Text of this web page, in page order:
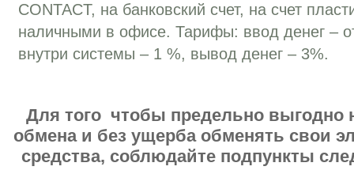
CONTACT, на банковский счет, на счет
наличными в офисе. Тарифы: ввод денег –
внутри системы – 1 %, вывод денег – 3%.
Для того чтобы предельно выгодно
обмена и без ущерба обменять свои
средства, соблюдайте подпункты